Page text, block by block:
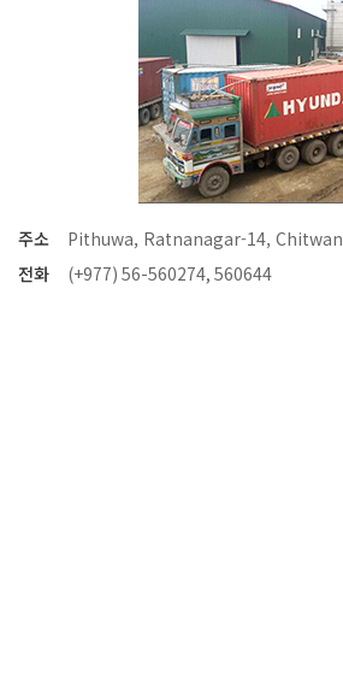
주소
Pithuwa, Ratnanagar-14, Chitwan
전화
(+977) 56-560274, 560644